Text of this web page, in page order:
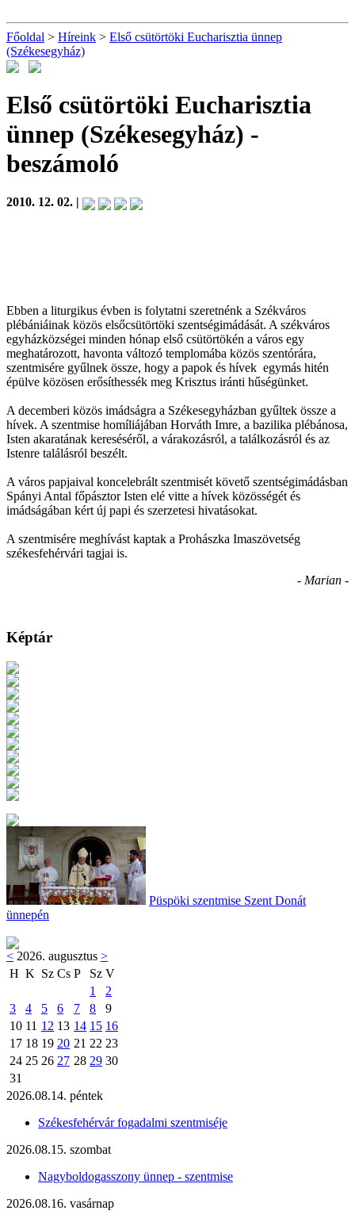
Főoldal > Híreink > Első csütörtöki Eucharisztia ünnep
(Székesegyház)
Első csütörtöki Eucharisztia
ünnep (Székesegyház) -
beszámoló
2010. 12. 02. |
Ebben a liturgikus évben is folytatni szeretnénk a Székváros
plébániáinak közös elsőcsütörtöki szentségimádását. A székváros
egyházközségei minden hónap első csütörtökén a város egy
meghatározott, havonta változó templomába közös szentórára,
szentmisére gyűlnek össze, hogy a papok és hívek egymás hitén
épülve közösen erősíthessék meg Krisztus iránti hűségünket.
A decemberi közös imádságra a Székesegyházban gyűltek össze a
hívek. A szentmise homíliájában Horváth Imre, a bazilika plébánosa,
Isten akaratának kereséséről, a várakozásról, a találkozásról és az
Istenre találásról beszélt.
A város papjaival koncelebrált szentmisét követő szentségimádásban
Spányi Antal főpásztor Isten elé vitte a hívek közösségét és
imádságában kért új papi és szerzetesi hivatásokat.
A szentmisére meghívást kaptak a Prohászka Imaszövetség
székesfehérvári tagjai is.
- Marian -
Képtár
Püspöki szentmise Szent Donát
ünnepén
< 2026. augusztus >
H K Sz Cs P Sz V
1
2
3
4 5 6 7 8
9
10 11 12 13 14 15 16
17 18 19 20 21 22 23
24 25 26 27 28 29 30
31
2026.08.14. péntek
Székesfehérvár fogadalmi szentmiséje
2026.08.15. szombat
Nagyboldogasszony ünnep - szentmise
2026.08.16. vasárnap